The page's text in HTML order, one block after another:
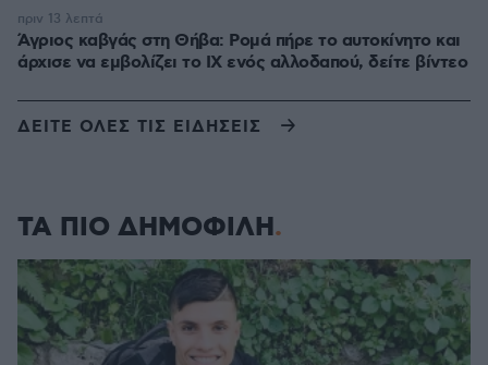
Άγριος καβγάς στη Θήβα: Ρομά πήρε το αυτοκίνητο και
άρχισε να εμβολίζει το ΙΧ ενός αλλοδαπού, δείτε βίντεο
πριν 13 λεπτά
ΔΕΙΤΕ ΟΛΕΣ ΤΙΣ ΕΙΔΗΣΕΙΣ
ΤΑ ΠΙΟ ΔΗΜΟΦΙΛΗ